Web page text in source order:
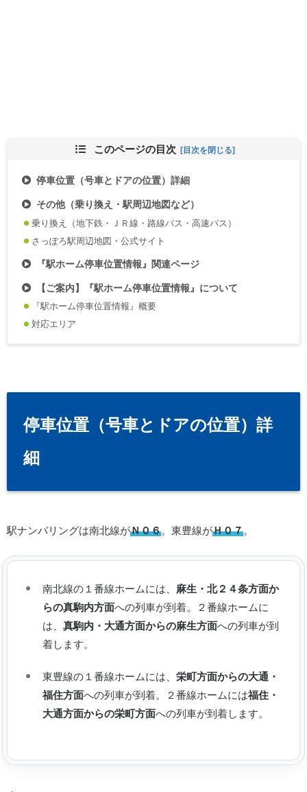
このページの目次
停車位置（号車とドアの位置）詳細
その他（乗り換え・駅周辺地図など）
乗り換え（地下鉄・ＪＲ線・路線バス・高速バス）
さっぽろ駅周辺地図・公式サイト
『駅ホーム停車位置情報』関連ページ
【ご案内】『駅ホーム停車位置情報』について
『駅ホーム停車位置情報』概要
対応エリア
停車位置（号車とドアの位置）詳
細
駅ナンバリングは南北線がＮ０６。東豊線がＨ０７。
南北線の１番線ホームには、 麻生・北２４条方面か
らの真駒内方面への列車が到着。２番線ホームに
は、 真駒内・大通方面からの麻生方面への列車が到
着します。
東豊線の１番線ホームには、 栄町方面からの大通・
福住方面への列車が到着。２番線ホームには福住・
大通方面からの栄町方面への列車が到着します。